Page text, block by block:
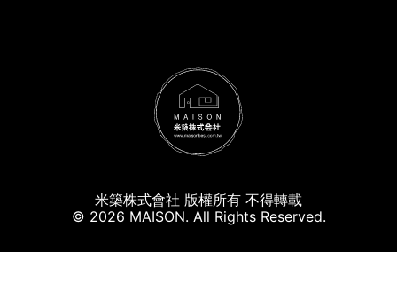
米築株式會社 版權所有 不得轉載
© 2026 MAISON. All Rights Reserved.